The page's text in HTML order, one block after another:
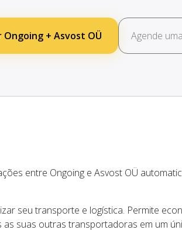
Ongoing + Asvost OÜ Agende
entre Ongoing e Asvost OÜ
seu transporte e logística. Permite
suas outras transportadoras em um